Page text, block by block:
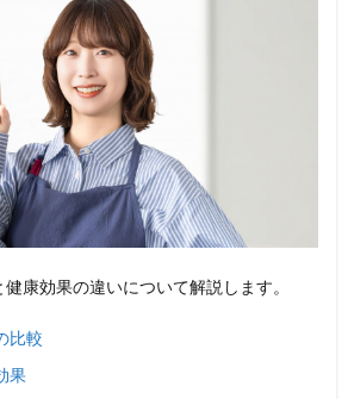
康効果の違いについて解説します。
比較
果